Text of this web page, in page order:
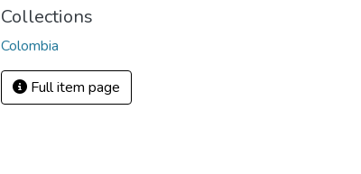
Collections
Colombia
Full item page